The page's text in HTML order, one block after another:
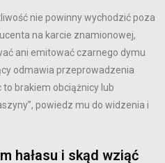
nie powinny wychodzić poza
na karcie znamionowej,
ani emitować czarnego dymu
odmawia przeprowadzenia
brakiem obciążnicy lub
powiedz mu do widzenia i
hałasu i skąd wziąć